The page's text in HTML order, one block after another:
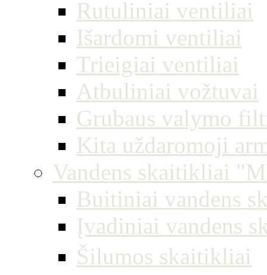
Rutuliniai ventiliai
Išardomi ventiliai
Trieigiai ventiliai
Atbuliniai vožtuvai
Grubaus valymo
Kita uždaromoji
Vandens skaitikliai
Buitiniai vandens
Įvadiniai vandens
Šilumos skaitikliai